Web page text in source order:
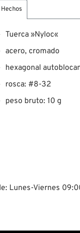
Hechos
Tuerca »Nyloc«
acero, cromado
hexagonal
rosca: #8-32
peso bruto: 10 g
Lunes-Viernes